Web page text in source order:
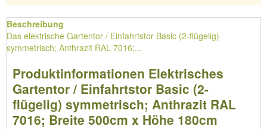
Beschreibung
Das elektrische Gartentor / Einfahrtstor Basic (2-flügelig)
symmetrisch; Anthrazit RAL 7016;...
Produktinformationen Elektrisches
Gartentor / Einfahrtstor Basic (2-
flügelig) symmetrisch; Anthrazit RAL
7016; Breite 500cm x Höhe 180cm